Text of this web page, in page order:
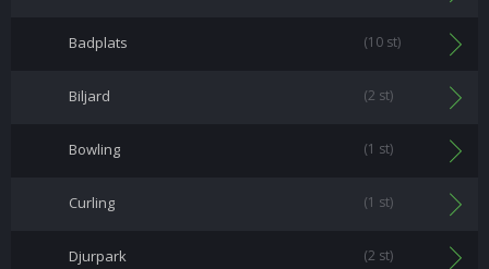
Badplats (10 st)
Biljard (2 st)
Bowling (1 st)
Curling (1 st)
Djurpark (2 st)